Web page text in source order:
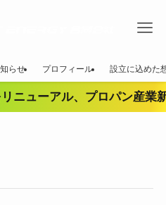
らせ プロフィール 設立に込めた
ニューアル、プロパン産業